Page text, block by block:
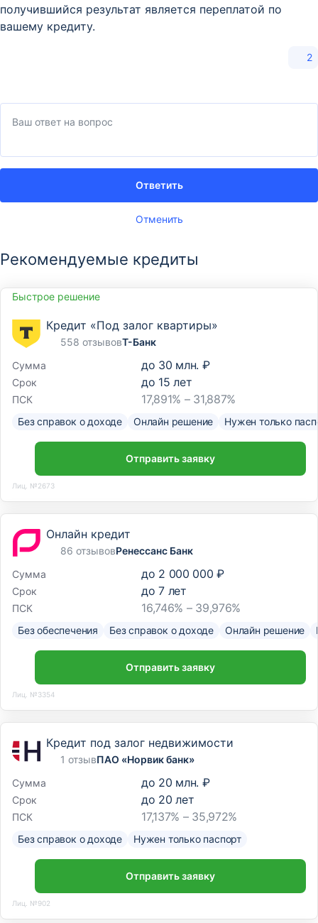
получившийся результат является переплатой по
вашему кредиту.
2
Отменить
Ответить
Рекомендуемые кредиты
Быстрое решение
Кредит «Под залог квартиры»
558 отзывовТ-Банк
Сумма
до 30 млн. ₽
Срок до 15 лет
ПСК 17,891% – 31,887%
Без справок о доходе Онлайн решение Нужен только
Отправить заявку
Лиц. №2673
Онлайн кредит
86 отзывовРенессанс Банк
Сумма
до 2 000 000 ₽
Срок до7лет
ПСК 16,746% – 39,976%
Без обеспечения Без справок о доходе Онлайн решение
Отправить заявку
Лиц. №3354
Кредит под залог недвижимости
1 отзывПАО «Норвик банк»
Сумма
до 20 млн. ₽
Срок до 20 лет
ПСК 17,137% – 35,972%
Без справок о доходе Нужен только паспорт
Отправить заявку
Лиц. №902